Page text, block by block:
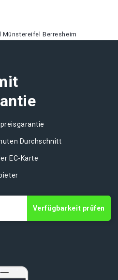
Münstereifel Berresheim
Durchschnitt
EC-Karte
Verfügbarkeit prüfen